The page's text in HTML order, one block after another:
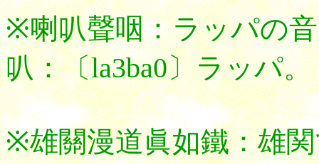
※喇叭聲咽：ラッパの
叭：〔la3ba0〕ラッパ
※雄關漫道眞如鐵：雄